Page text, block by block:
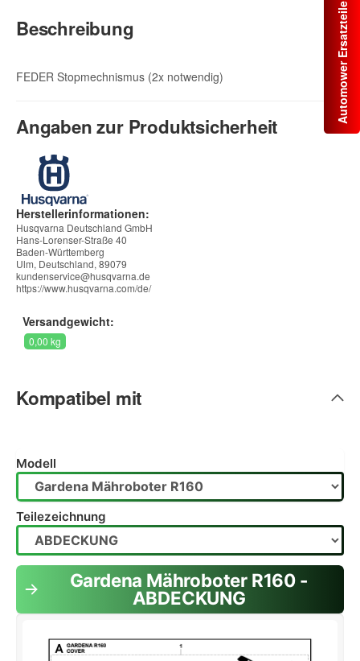
Automower Ersatzteile
Beschreibung
FEDER Stopmechnismus (2x notwendig)
Angaben zur Produktsicherheit
Herstellerinformationen:
Husqvarna Deutschland GmbH
Hans-Lorenser-Straße 40
Baden-Württemberg
Ulm, Deutschland, 89079
kundenservice@husqvarna.de
https://www.husqvarna.com/de/
Versandgewicht:
0,00 kg
Kompatibel mit
Gardena Mähroboter R160 -
ABDECKUNG
Teilezeichnung
Modell